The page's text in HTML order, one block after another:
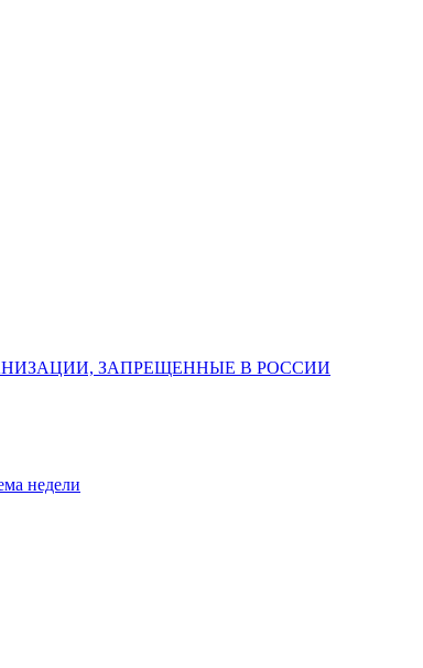
ЗАПРЕЩЕННЫЕ В РОССИИ
недели